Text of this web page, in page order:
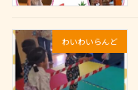
わいわいらんど